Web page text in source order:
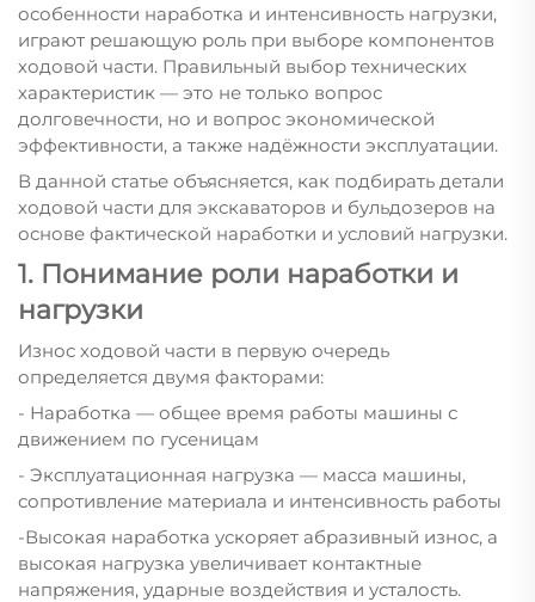
особенности наработка и интенсивность нагрузки,
играют решающую роль при выборе компонентов
ходовой части. Правильный выбор технических
характеристик — это не только вопрос
долговечности, но и вопрос экономической
эффективности, а также надёжности эксплуатации.
В данной статье объясняется, как подбирать детали
ходовой части для экскаваторов и бульдозеров на
основе фактической наработки и условий нагрузки.
1. Понимание роли наработки и
нагрузки
Износ ходовой части в первую очередь
определяется двумя факторами:
- Наработка — общее время работы машины с
движением по гусеницам
- Эксплуатационная нагрузка — масса машины,
сопротивление материала и интенсивность работы
-Высокая наработка ускоряет абразивный износ, а
высокая нагрузка увеличивает контактные
напряжения, ударные воздействия и усталость.